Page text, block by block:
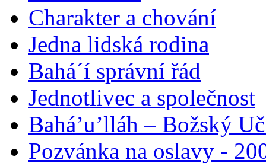
Charakter a chování
Jedna lidská rodina
Bahá´í správní řád
Jednotlivec a společnost
Bahá’u’lláh – Božský
Pozvánka na oslavy -